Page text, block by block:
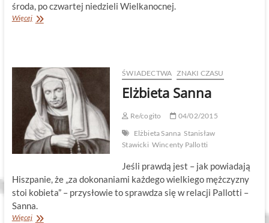
środa, po czwartej niedzieli Wielkanocnej.
WięcejPochwała
ŚWIADECTWA ZNAKI CZASU
Elżbieta Sanna
Re/cogito
04/02/2015
Elżbieta Sanna Stanisław
Stawicki Wincenty Pallotti
Jeśli prawdą jest – jak powiadają
Hiszpanie, że „za dokonaniami każdego wielkiego mężczyzny
stoi kobieta” – przysłowie to sprawdza się w relacji Pallotti –
Sanna.
WięcejElżbieta